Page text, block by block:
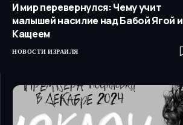
И мир перевернулся: Чему учит
малышей насилие над Бабой Ягой и
Кащеем
НОВОСТИ ИЗРАИЛЯ